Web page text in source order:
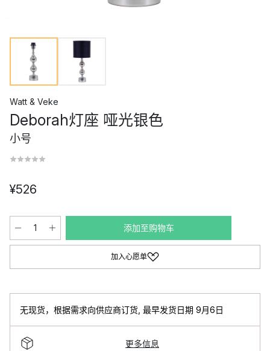
Watt & Veke
Deborah灯座 哑光银色
小号
¥526
添加至购物车
加入心愿单
无现货，根据需求向供应商订货 最早发货日期 9月6日
更多信息